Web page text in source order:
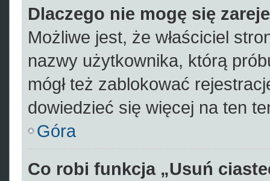
Dlaczego nie mogę się
Możliwe jest, że właściciel
nazwy użytkownika, którą
mógł też zablokować
dowiedzieć się więcej na ten
Góra
Co robi funkcja „Usuń